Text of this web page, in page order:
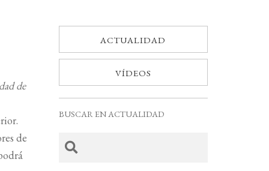
de
de
ACTUALIDAD
VÍDEOS
BUSCAR EN ACTUALIDAD